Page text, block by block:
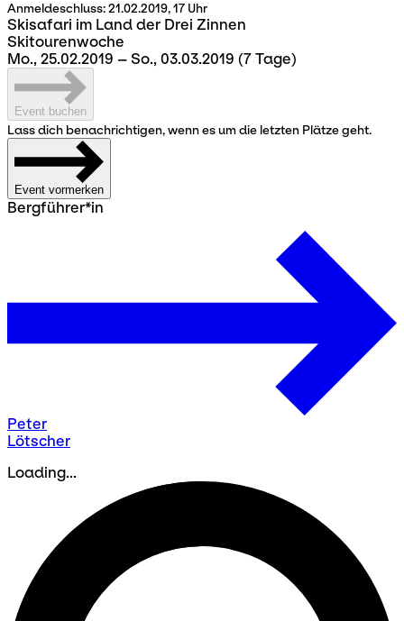
Anmeldeschluss:21.02.2019, 17 Uhr
Skisafari im Land der Drei Zinnen
Skitourenwoche
Mo., 25.02.2019 – So., 03.03.2019 (7 Tage)
Event buchen
Lass dich benachrichtigen, wenn es um die letzten Plätze geht.
Event vormerken
Bergführer*in
Peter
Lötscher
Loading...